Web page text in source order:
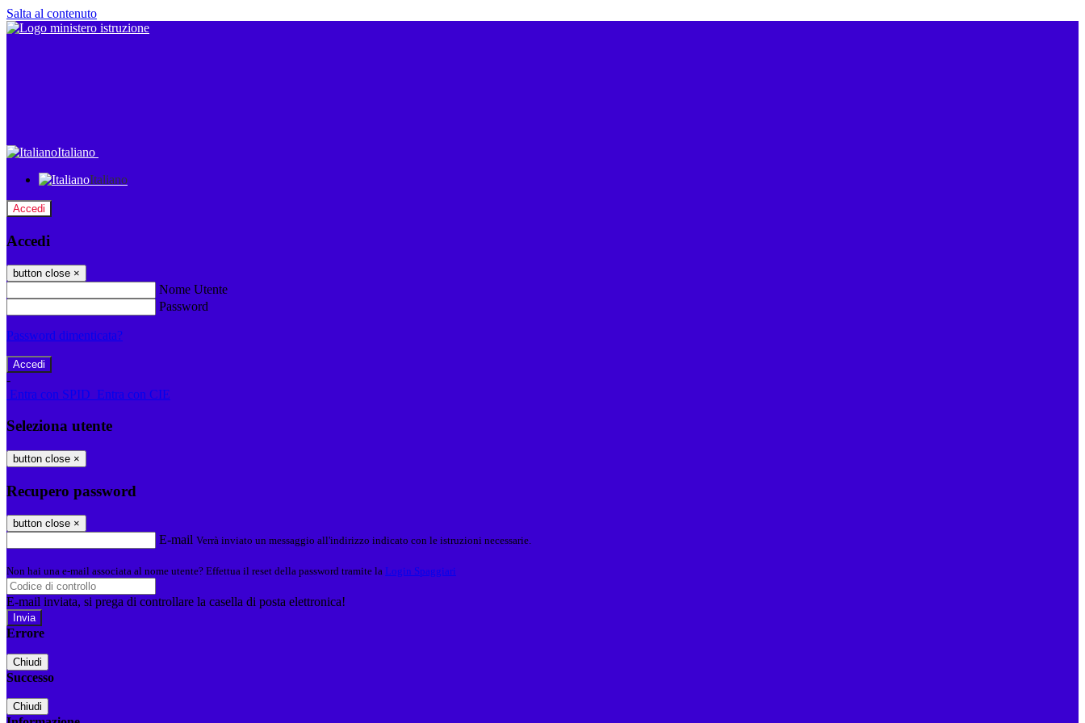
Salta al contenuto
Italiano
Italiano
Accedi
Accedi
button close ×
Nome Utente
Password
Password dimenticata?
-
Entra con SPID Entra con CIE
Seleziona utente
button close ×
Recupero password
button close ×
E-mail Verrà inviato un messaggio all'indirizzo indicato con le istruzioni necessarie.
Non hai una e-mail associata al nome utente? Effettua il reset della password tramite la Login Spaggiari
E-mail inviata, si prega di controllare la casella di posta elettronica!
Errore
Chiudi
Successo
Chiudi